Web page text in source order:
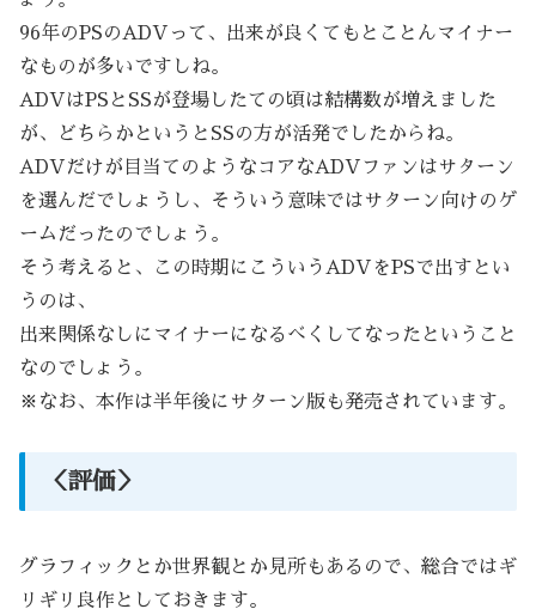
96年のPSのADVって、出来が良くてもとことんマイナー
なものが多いですしね。
ADVはPSとSSが登場したての頃は結構数が増えました
が、どちらかというとSSの方が活発でしたからね。
ADVだけが目当てのようなコアなADVファンはサターン
を選んだでしょうし、そういう意味ではサターン向けのゲ
ームだったのでしょう。
そう考えると、この時期にこういうADVをPSで出すとい
うのは、
出来関係なしにマイナーになるべくしてなったということ
なのでしょう。
※なお、本作は半年後にサターン版も発売されています。
＜評価＞
グラフィックとか世界観とか見所もあるので、総合ではギ
リギリ良作としておきます。